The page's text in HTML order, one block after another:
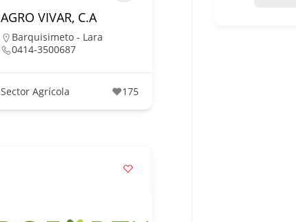
AGRO VIVAR, C.A
Barquisimeto - Lara
0414-3500687
Sector Agrícola 175